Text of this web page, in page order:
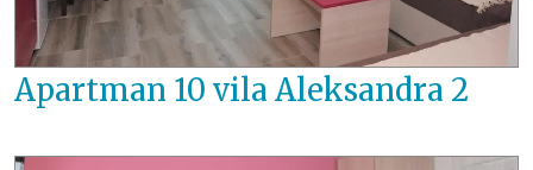
Apartman 10 vila Aleksandra 2